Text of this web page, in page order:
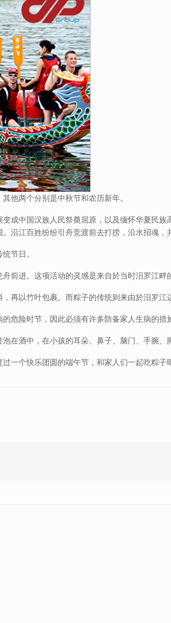
他两个分别是中秋节和农历新年。
成中国汉族人民祭奠屈原，以及缅怀华夏民
沿江百姓纷纷引舟竞渡前去打捞，沿水招魂，
节日。
前进。这项活动的灵感是来自於当时汨罗江畔
再以竹叶包裹。而粽子的传统则来由於汨罗江
危险时节，因此必须有许多防备家人生病的
在酒中，在小孩的耳朵、鼻子、脑门、手腕、
一个快乐团圆的端午节，和家人们一起吃粽子